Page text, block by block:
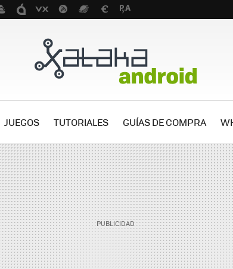
JUEGOS TUTORIALES GUÍAS DE COMPRA